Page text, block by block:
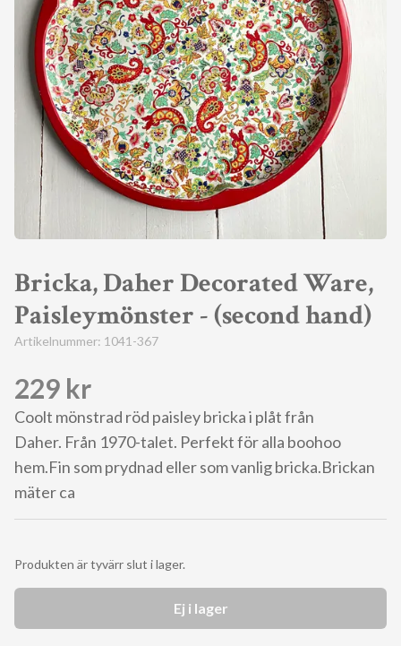
Bricka, Daher Decorated Ware,
Paisleymönster - (second hand)
Artikelnummer: 1041-367
229 kr
Coolt mönstrad röd paisley bricka i plåt från
Daher. Från 1970-talet. Perfekt för alla boohoo
hem.Fin som prydnad eller som vanlig bricka.Brickan
mäter ca
Produkten är tyvärr slut i lager.
Ej i lager